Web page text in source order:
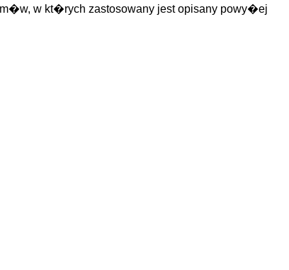
w kt�rych zastosowany jest opisany powy�ej